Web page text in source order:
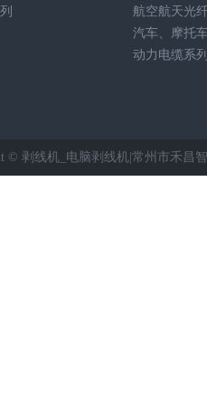
航空航天光
汽车、摩托
动力电缆系
© 剥线机_电脑剥线机|常州市禾昌